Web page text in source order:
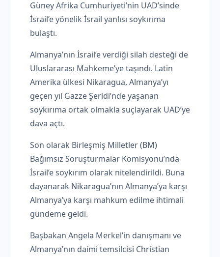
Güney Afrika Cumhuriyeti’nin UAD’sinde
İsrail’e yönelik İsrail yanlısı soykırıma
bulaştı.
Almanya’nın İsrail’e verdiği silah desteği de
Uluslararası Mahkeme’ye taşındı. Latin
Amerika ülkesi Nikaragua, Almanya’yı
geçen yıl Gazze Şeridi’nde yaşanan
soykırıma ortak olmakla suçlayarak UAD’ye
dava açtı.
Son olarak Birleşmiş Milletler (BM)
Bağımsız Soruşturmalar Komisyonu’nda
İsrail’e soykırım olarak nitelendirildi. Buna
dayanarak Nikaragua’nın Almanya’ya karşı
Almanya’ya karşı mahkum edilme ihtimali
gündeme geldi.
Başbakan Angela Merkel’in danışmanı ve
Almanya’nın daimi temsilcisi Christian